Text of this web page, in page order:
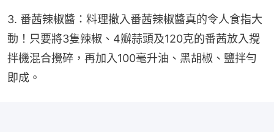
3. 番茜辣椒醬：料理撤入番茜辣椒醬真的令人食指大
動！只要將3隻辣椒、4瓣蒜頭及120克的番茜放入攪
拌機混合攪碎，再加入100毫升油、黑胡椒、鹽拌勻
即成。